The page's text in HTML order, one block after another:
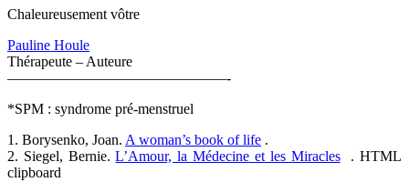
Chaleureusement vôtre
Pauline Houle
Thérapeute – Auteure
———————————————-
*SPM : syndrome pré-menstruel
1. Borysenko, Joan. A woman’s book of life .
2. Siegel, Bernie.L’Amour, la Médecine et les Miracles
. HTML
clipboard